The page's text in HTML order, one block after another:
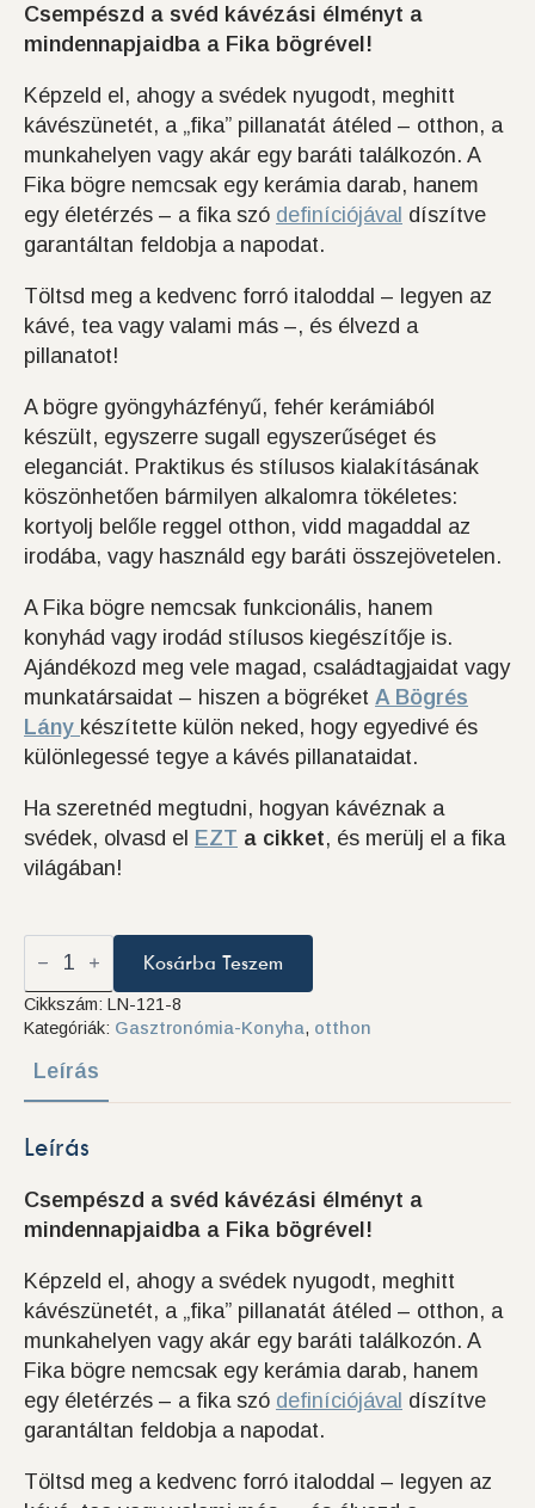
Csempészd a svéd kávézási élményt a
mindennapjaidba a Fika bögrével!
Képzeld el, ahogy a svédek nyugodt, meghitt
kávészünetét, a „fika” pillanatát átéled – otthon, a
munkahelyen vagy akár egy baráti találkozón. A
Fika bögre nemcsak egy kerámia darab, hanem
egy életérzés – a fika szó definíciójával díszítve
garantáltan feldobja a napodat.
Töltsd meg a kedvenc forró italoddal – legyen az
kávé, tea vagy valami más –, és élvezd a
pillanatot!
A bögre gyöngyházfényű, fehér kerámiából
készült, egyszerre sugall egyszerűséget és
eleganciát. Praktikus és stílusos kialakításának
köszönhetően bármilyen alkalomra tökéletes:
kortyolj belőle reggel otthon, vidd magaddal az
irodába, vagy használd egy baráti összejövetelen.
A Fika bögre nemcsak funkcionális, hanem
konyhád vagy irodád stílusos kiegészítője is.
Ajándékozd meg vele magad, családtagjaidat vagy
munkatársaidat – hiszen a bögréket A Bögrés
Lány készítette külön neked, hogy egyedivé és
különlegessé tegye a kávés pillanataidat.
Ha szeretnéd megtudni, hogyan kávéznak a
svédek, olvasd el EZT a cikket, és merülj el a fika
világában!
Fika
bögre:
Kávészünet
lagom
harmóniában
Kosárba Teszem
Cikkszám: LN-121-8
Kategóriák: Gasztronómia-Konyha, otthon
Leírás
Leírás
Csempészd a svéd kávézási élményt a
mindennapjaidba a Fika bögrével!
Képzeld el, ahogy a svédek nyugodt, meghitt
kávészünetét, a „fika” pillanatát átéled – otthon, a
munkahelyen vagy akár egy baráti találkozón. A
Fika bögre nemcsak egy kerámia darab, hanem
egy életérzés – a fika szó definíciójával díszítve
garantáltan feldobja a napodat.
Töltsd meg a kedvenc forró italoddal – legyen az